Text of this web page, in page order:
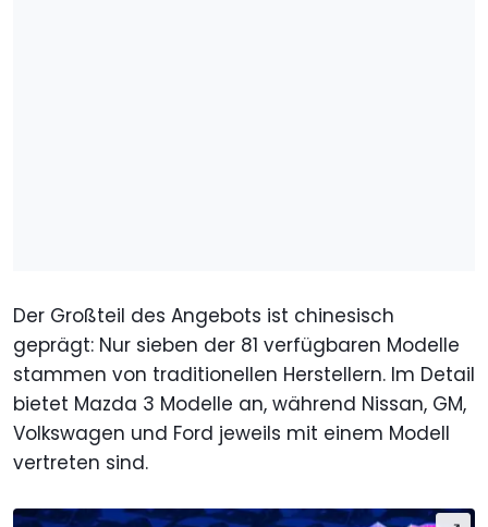
Der Großteil des Angebots ist chinesisch
geprägt: Nur sieben der 81 verfügbaren Modelle
stammen von traditionellen Herstellern. Im Detail
bietet Mazda 3 Modelle an, während Nissan, GM,
Volkswagen und Ford jeweils mit einem Modell
vertreten sind.